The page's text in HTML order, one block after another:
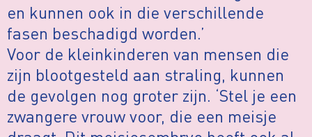
en kunnen ook in die verschillende
fasen beschadigd worden.’
Voor de kleinkinderen van mensen die
zijn blootgesteld aan straling, kunnen
de gevolgen nog groter zijn. ‘Stel je een
zwangere vrouw voor, die een meisje